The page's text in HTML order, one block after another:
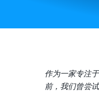
作为一家专注
前，我们曾尝